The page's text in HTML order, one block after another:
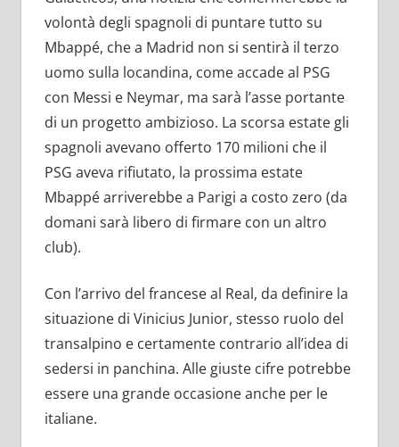
volontà degli spagnoli di puntare tutto su
Mbappé, che a Madrid non si sentirà il terzo
uomo sulla locandina, come accade al PSG
con Messi e Neymar, ma sarà l’asse portante
di un progetto ambizioso. La scorsa estate gli
spagnoli avevano offerto 170 milioni che il
PSG aveva rifiutato, la prossima estate
Mbappé arriverebbe a Parigi a costo zero (da
domani sarà libero di firmare con un altro
club).
Con l’arrivo del francese al Real, da definire la
situazione di Vinicius Junior, stesso ruolo del
transalpino e certamente contrario all’idea di
sedersi in panchina. Alle giuste cifre potrebbe
essere una grande occasione anche per le
italiane.